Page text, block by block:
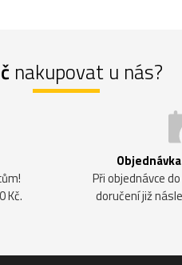
nakupovat u nás?
Kč.
Při objednávce
doručení již